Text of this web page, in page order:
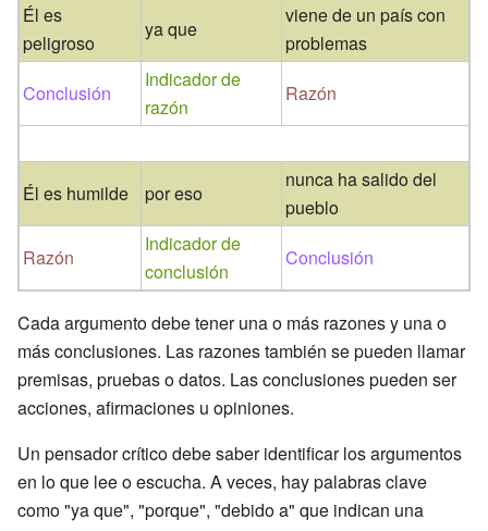
Él es
peligroso
ya que
viene de un país con
problemas
Conclusión
Indicador de
razón
Razón
Él es humilde por eso
nunca ha salido del
pueblo
Razón
Indicador de
conclusión
Conclusión
Cada argumento debe tener una o más razones y una o
más conclusiones. Las razones también se pueden llamar
premisas, pruebas o datos. Las conclusiones pueden ser
acciones, afirmaciones u opiniones.
Un pensador crítico debe saber identificar los argumentos
en lo que lee o escucha. A veces, hay palabras clave
como "ya que", "porque", "debido a" que indican una